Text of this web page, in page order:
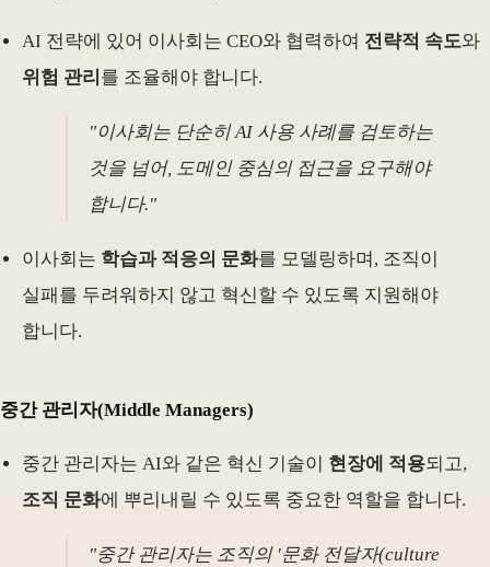
AI 전략에 있어 이사회는 CEO와 협력하여 전략적 속도와
위험 관리 를 조율해야 합니다.
"이사회는 단순히 AI 사용 사례를 검토하는
것을 넘어, 도메인 중심의 접근을 요구해야
합니다."
이사회는 학습과 적응의 문화를 모델링하며, 조직이
실패를 두려워하지 않고 혁신할 수 있도록 지원해야
합니다.
중간 관리자(Middle Managers)
중간 관리자는 AI와 같은 혁신 기술이 현장에 적용되고,
조직 문화에 뿌리내릴 수 있도록 중요한 역할을 합니다.
"중간 관리자는 조직의 '문화 전달자(culture